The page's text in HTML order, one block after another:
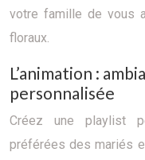
votre famille de vous
floraux.
L’animation :
personnalisée
Créez une playlist
préférées des mariés